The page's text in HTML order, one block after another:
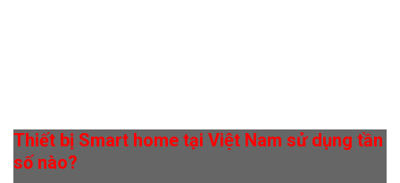
Thiết bị Smart home tại Việt Nam sử dụng tần
số nào?